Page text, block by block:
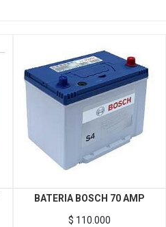
BATERIA BOSCH 70 AMP
$ 110.000